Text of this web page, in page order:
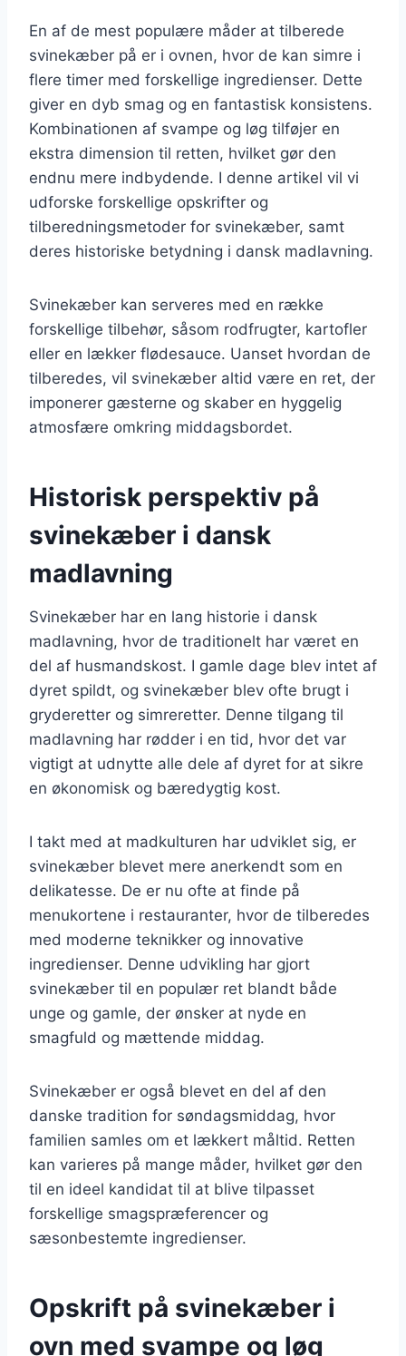
En af de mest populære måder at tilberede
svinekæber på er i ovnen, hvor de kan simre i
flere timer med forskellige ingredienser. Dette
giver en dyb smag og en fantastisk konsistens.
Kombinationen af svampe og løg tilføjer en
ekstra dimension til retten, hvilket gør den
endnu mere indbydende. I denne artikel vil vi
udforske forskellige opskrifter og
tilberedningsmetoder for svinekæber, samt
deres historiske betydning i dansk madlavning.
Svinekæber kan serveres med en række
forskellige tilbehør, såsom rodfrugter, kartofler
eller en lækker flødesauce. Uanset hvordan de
tilberedes, vil svinekæber altid være en ret, der
imponerer gæsterne og skaber en hyggelig
atmosfære omkring middagsbordet.
Historisk perspektiv på
svinekæber i dansk
madlavning
Svinekæber har en lang historie i dansk
madlavning, hvor de traditionelt har været en
del af husmandskost. I gamle dage blev intet af
dyret spildt, og svinekæber blev ofte brugt i
gryderetter og simreretter. Denne tilgang til
madlavning har rødder i en tid, hvor det var
vigtigt at udnytte alle dele af dyret for at sikre
en økonomisk og bæredygtig kost.
I takt med at madkulturen har udviklet sig, er
svinekæber blevet mere anerkendt som en
delikatesse. De er nu ofte at finde på
menukortene i restauranter, hvor de tilberedes
med moderne teknikker og innovative
ingredienser. Denne udvikling har gjort
svinekæber til en populær ret blandt både
unge og gamle, der ønsker at nyde en
smagfuld og mættende middag.
Svinekæber er også blevet en del af den
danske tradition for søndagsmiddag, hvor
familien samles om et lækkert måltid. Retten
kan varieres på mange måder, hvilket gør den
til en ideel kandidat til at blive tilpasset
forskellige smagspræferencer og
sæsonbestemte ingredienser.
Opskrift på svinekæber i
ovn med svampe og løg